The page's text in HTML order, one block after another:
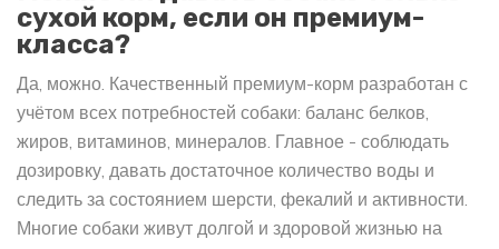
сухой корм, если он премиум-
класса?
Да, можно. Качественный премиум-корм разработан с
учётом всех потребностей собаки: баланс белков,
жиров, витаминов, минералов. Главное - соблюдать
дозировку, давать достаточное количество воды и
следить за состоянием шерсти, фекалий и активности.
Многие собаки живут долгой и здоровой жизнью на